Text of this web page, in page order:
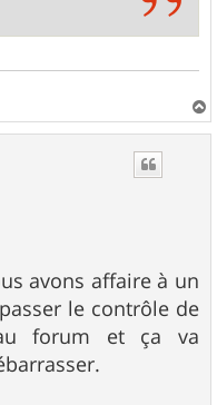
a
avons affaire à un
le contrôle de
forum et ça va